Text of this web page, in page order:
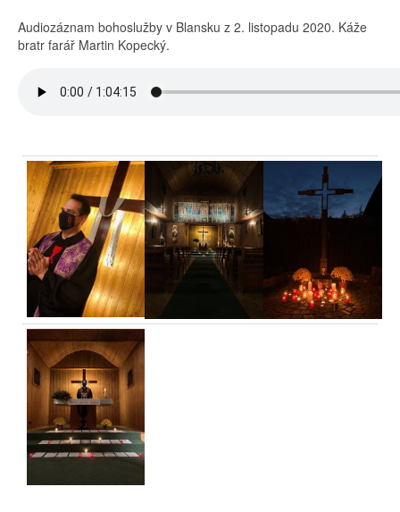
Audiozáznam bohoslužby v Blansku z 2. listopadu 2020. Káže
bratr farář Martin Kopecký.